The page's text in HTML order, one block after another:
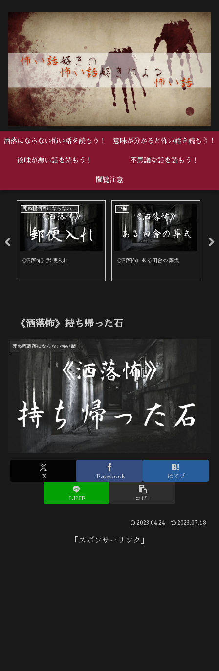
洒落にならない怖い話を読もう！ 意味が分かると怖い話を読もう！
後味が悪い話を読もう！ 不思議な話を読もう！
閲覧注意
死ぬ程洒落にならない怖い話
《洒落怖》郵便入れ
中編
《洒落怖》ある田舎の葬式
《洒落怖》持ち帰った石
死ぬ程洒落にならない怖い話
X Facebook はてブ
LINE コピー
2023.04.24 2023.07.18
「スポンサーリンク」